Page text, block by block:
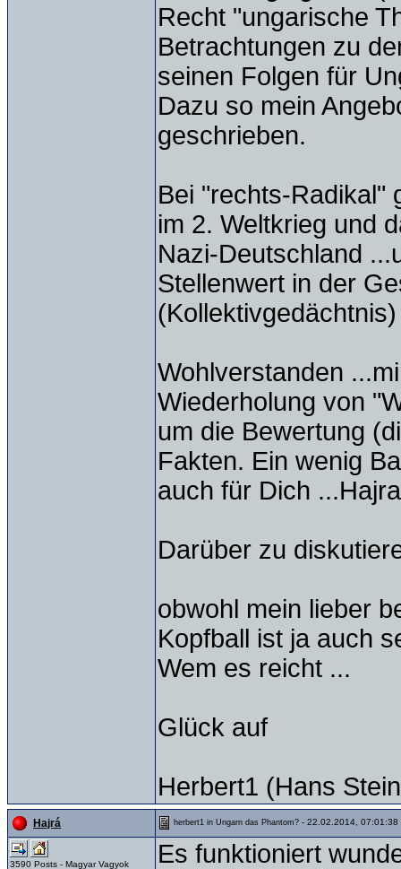
Recht "ungarische
Betrachtungen zu
seinen Folgen für
Dazu so mein
geschrieben.
Bei "rechts-Radikal"
im 2. Weltkrieg und
Nazi-Deutschland
Stellenwert in der
(Kollektivgedächtnis)
Wohlverstanden
Wiederholung von
um die Bewertung
Fakten. Ein wenig
auch für Dich
Darüber zu
obwohl mein lieber
Kopfball ist ja auch
Wem es reicht ...
Glück auf
Herbert1 (Hans
Hajrá herbert1 in Ungarn das Phantom? - 22.02.2014, 07:01:38
3590 Posts - Magyar Vagyok
Es funktioniert